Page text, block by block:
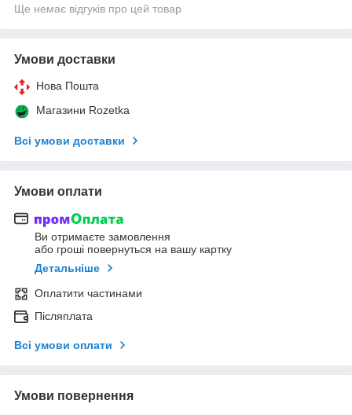
Ще немає відгуків про цей товар
Умови доставки
Нова Пошта
Магазини Rozetka
Всі умови доставки
Умови оплати
Ви отримаєте замовлення
або гроші повернуться на вашу картку
Детальніше
Оплатити частинами
Післяплата
Всі умови оплати
Умови повернення